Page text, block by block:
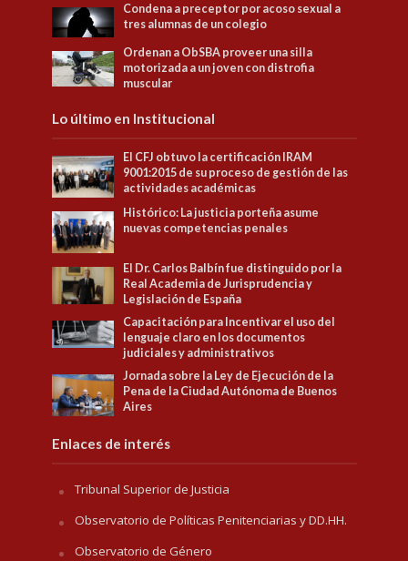
Condena a preceptor por acoso sexual a
tres alumnas de un colegio
Ordenan a ObSBA proveer una silla
motorizada a un joven con distrofia
muscular
Lo último en Institucional
El CFJ obtuvo la certificación IRAM
9001:2015 de su proceso de gestión de las
actividades académicas
Histórico: La justicia porteña asume
nuevas competencias penales
El Dr. Carlos Balbín fue distinguido por la
Real Academia de Jurisprudencia y
Legislación de España
Capacitación para Incentivar el uso del
lenguaje claro en los documentos
judiciales y administrativos
Jornada sobre la Ley de Ejecución de la
Pena de la Ciudad Autónoma de Buenos
Aires
Enlaces de interés
Tribunal Superior de Justicia
Observatorio de Políticas Penitenciarias y DD.HH.
Observatorio de Género